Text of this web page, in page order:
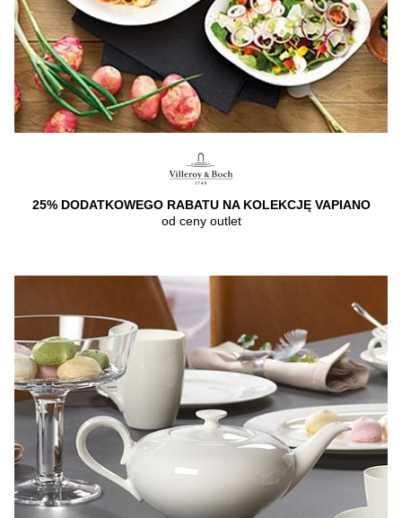
25% DODATKOWEGO RABATU NA KOLEKCJĘ VAPIANO
od ceny outlet